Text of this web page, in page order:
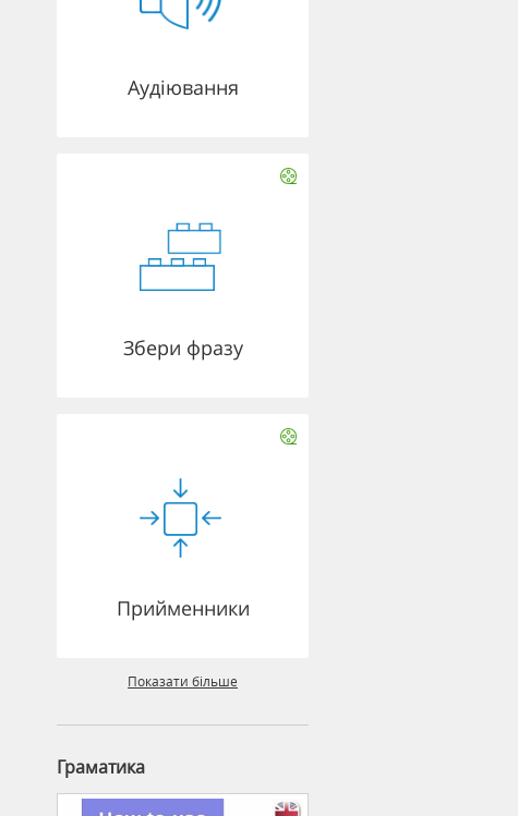
Аудіювання
Збери фразу
Прийменники
Показати більше
Граматика